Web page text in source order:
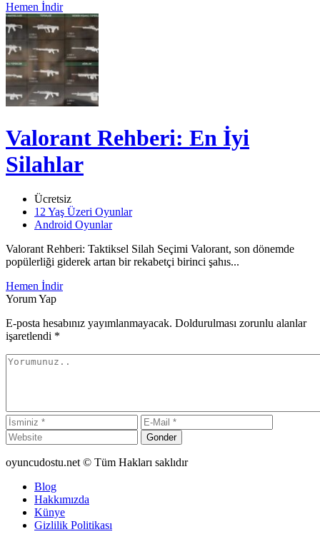
Hemen İndir
Valorant Rehberi: En İyi
Silahlar
Ücretsiz
12 Yaş Üzeri Oyunlar
Android Oyunlar
Valorant Rehberi: Taktiksel Silah Seçimi Valorant, son dönemde
popülerliği giderek artan bir rekabetçi birinci şahıs...
Hemen İndir
Yorum Yap
E-posta hesabınız yayımlanmayacak. Doldurulması zorunlu alanlar
işaretlendi *
Gonder
oyuncudostu.net © Tüm Hakları saklıdır
Blog
Hakkımızda
Künye
Gizlilik Politikası